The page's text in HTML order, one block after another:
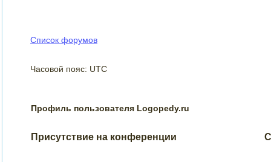
Список форумов
Часовой пояс: UTC
Профиль пользователя Logopedy.ru
Присутствие на конференции